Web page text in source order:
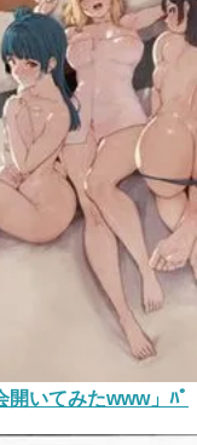
開いてみたwww」ﾊﾟ